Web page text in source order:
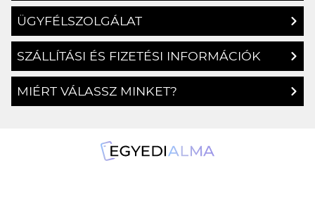
ÜGYFÉLSZOLGÁLAT
SZÁLLÍTÁSI ÉS FIZETÉSI INFORMÁCIÓK
MIÉRT VÁLASSZ MINKET?